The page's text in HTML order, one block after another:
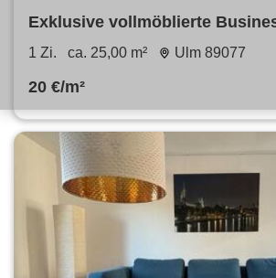
Exklusive vollmöblierte
Ulm Weststadt
1 Zi. ca. 25,00 m² Ulm 89077
20 €/m²